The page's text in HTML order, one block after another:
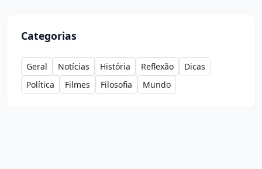
Categorias
Geral Notícias História Reflexão
Dicas
Política
Filmes Filosofia Mundo